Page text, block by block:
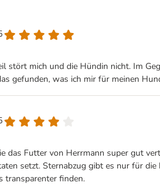
stört mich und die Hündin nicht. Im
gefunden, was ich mir für meinen
das Futter von Herrmann super gut
setzt. Sternabzug gibt es nur für
transparenter finden.